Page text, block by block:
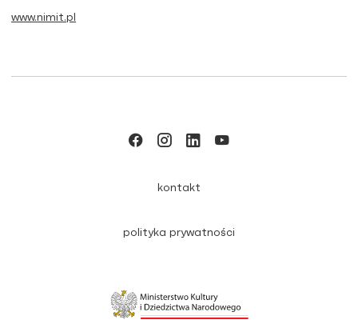
www.nimit.pl
kontakt
polityka prywatności